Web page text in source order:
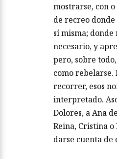
mostrarse, con
de recreo
sí misma; donde
necesario, y
pero, sobre
como rebelarse.
recorrer, esos
interpretado.
Dolores, a Ana
Reina, Cristina
darse cuenta de